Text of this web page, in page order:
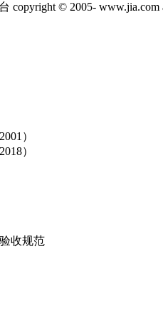
© 2005- www.jia.com
）
）
收规范